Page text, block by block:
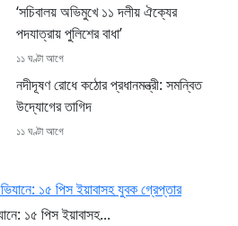
‘সচিবালয় অভিমুখে ১১ দলীয় ঐক্যের
পদযাত্রায় পুলিশের বাধা’
১১ ঘণ্টা আগে
নদীদূষণ রোধে কঠোর প্রধানমন্ত্রী: সমন্বিত
উদ্যোগের তাগিদ
১১ ঘণ্টা আগে
১৫ পিস ইয়াবাসহ...